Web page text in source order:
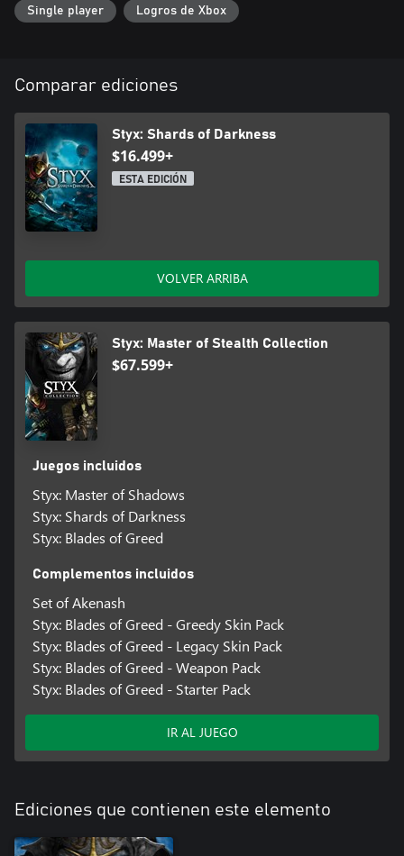
Single player Logros de Xbox
Comparar ediciones
Styx: Shards of Darkness
$16.499+
ESTA EDICIÓN
VOLVER ARRIBA
Styx: Master of Stealth Collection
$67.599+
Juegos incluidos
Styx: Master of Shadows
Styx: Shards of Darkness
Styx: Blades of Greed
Complementos incluidos
Set of Akenash
Styx: Blades of Greed - Greedy Skin Pack
Styx: Blades of Greed - Legacy Skin Pack
Styx: Blades of Greed - Weapon Pack
Styx: Blades of Greed - Starter Pack
IR AL JUEGO
Ediciones que contienen este elemento